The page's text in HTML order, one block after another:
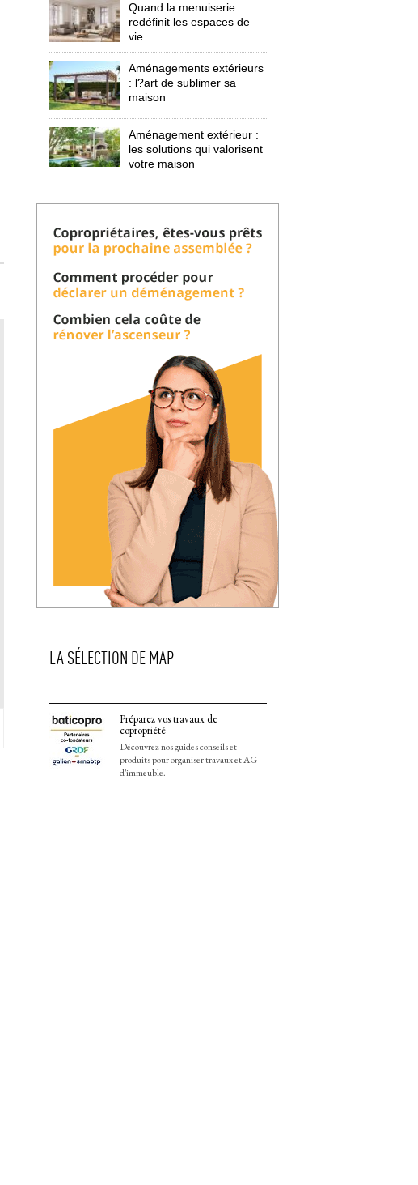
Quand la menuiserie
redéfinit les espaces de
vie
Aménagements extérieurs
: l?art de sublimer sa
maison
Aménagement extérieur :
les solutions qui valorisent
votre maison
LA SÉLECTION DE MAP
Préparez vos travaux de
copropriété
Découvrez nos guides conseils et
produits pour organiser travaux et AG
d'immeuble.